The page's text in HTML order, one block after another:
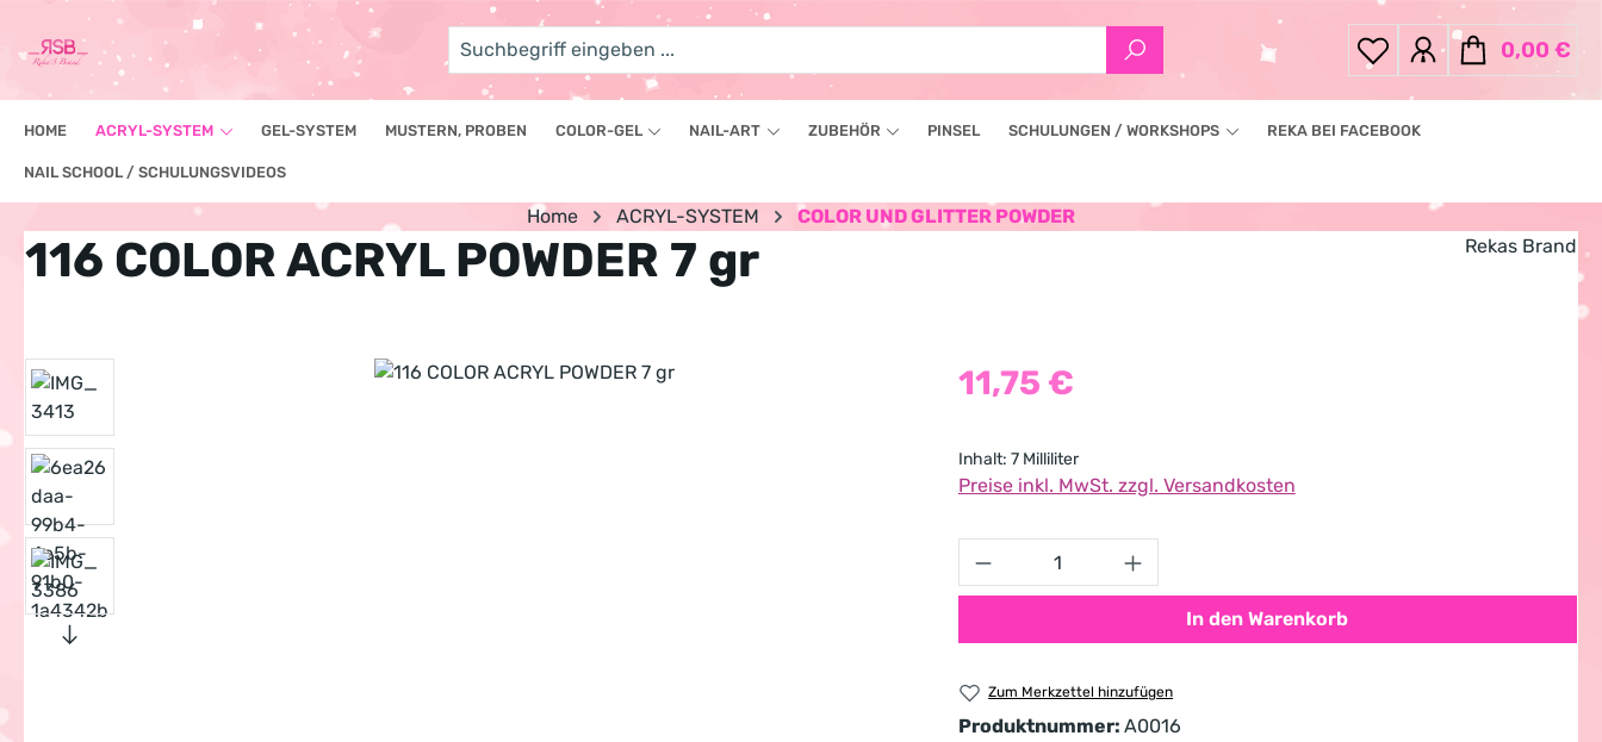
Hauptinhalt springen
Zur Suche springen
0,00 €
Warenkorb
HOME ACRYL-SYSTEM GEL-SYSTEM MUSTERN, PROBEN COLOR-GEL NAIL-ART ZUBEHÖR PINSEL SCHULUNGEN / WORKSHOPS REKA BEI FACEBOOK
NAIL SCHOOL / SCHULUNGSVIDEOS
Home ACRYL-SYSTEM COLOR UND GLITTER POWDER
116 COLOR ACRYL POWDER 7 gr Rekas Brand
Bildergalerie überspringen Regulärer Preis:
11,75 €
Inhalt: 7 Milliliter
Preise inkl. MwSt. zzgl. Versandkosten
Produkt Anzahl: Gib den gewünschten Wert
In den Warenkorb
Zum Merkzettel hinzufügen
Produktnummer: A0016